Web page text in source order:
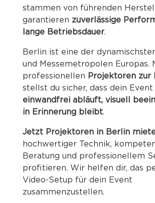
stammen von führenden
garantieren zuverlässige
lange Betriebsdauer.
Berlin ist eine der
und Messemetropolen Europas.
professionellen Projektoren zur
stellst du sicher, dass dein Event
einwandfrei abläuft, visuell
in Erinnerung bleibt.
Jetzt Projektoren in Berlin
hochwertiger Technik,
Beratung und professionellem
profitieren. Wir helfen dir, das
Video-Setup für dein Event
zusammenzustellen.